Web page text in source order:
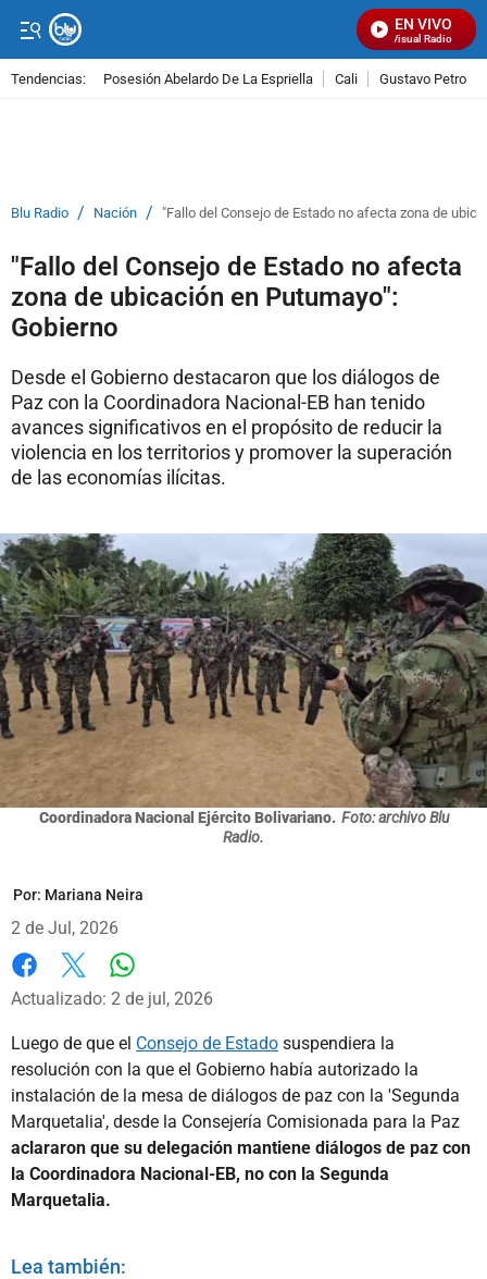
EN VIVO
Señal Visual Radio
Tendencias: Posesión Abelardo De La Espriella Cali Gustavo Petro
Blu Radio / Nación / "Fallo del Consejo de Estado no afecta zona de
"Fallo del Consejo de Estado no afecta
zona de ubicación en Putumayo":
Gobierno
Desde el Gobierno destacaron que los diálogos de
Paz con la Coordinadora Nacional-EB han tenido
avances significativos en el propósito de reducir la
violencia en los territorios y promover la superación
de las economías ilícitas.
Coordinadora Nacional Ejército Bolivariano. Foto: archivo Blu
Radio.
Por: Mariana Neira
2 de Jul, 2026
Facebook
X
Actualizado: 2 de jul, 2026
Luego de que el Consejo de Estado suspendiera la
resolución con la que el Gobierno había autorizado la
instalación de la mesa de diálogos de paz con la 'Segunda
Marquetalia', desde la Consejería Comisionada para la Paz
aclararon que su delegación mantiene diálogos de paz con
la Coordinadora Nacional-EB, no con la Segunda
Marquetalia.
Lea también: